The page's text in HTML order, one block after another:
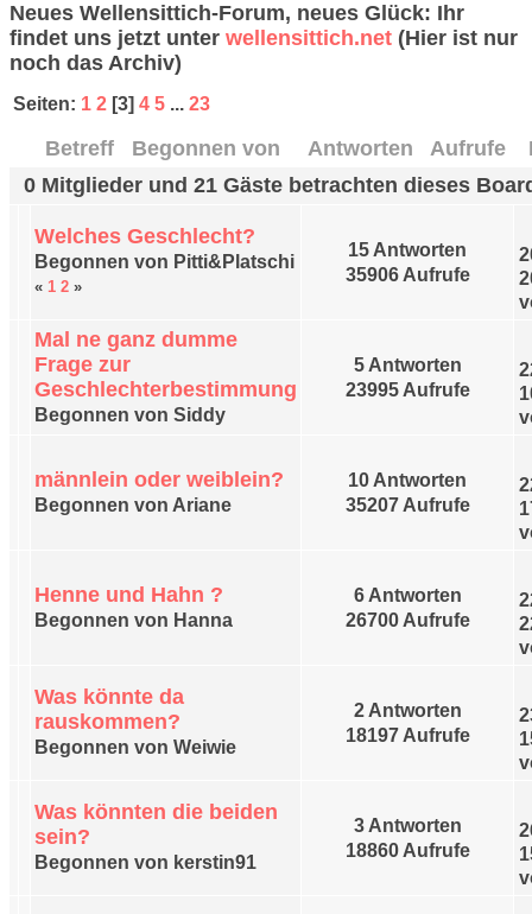
Neues Wellensittich-Forum, neues Glück: Ihr
findet uns jetzt unter wellensittich.net (Hier ist nur
noch das Archiv)
Seiten: 1 2 [3]4 5 ...23
Betreff/ Begonnen von Antworten Aufrufe
0 Mitglieder und 21 Gäste betrachten dieses
Welches Geschlecht?
Begonnen von Pitti&Platschi
« 1 2 »
15 Antworten
35906 Aufrufe
Mal ne ganz dumme
Frage zur
Geschlechterbestimmung
Begonnen von Siddy
5 Antworten
23995 Aufrufe
männlein oder weiblein?
Begonnen von Ariane
10 Antworten
35207 Aufrufe
Henne und Hahn ?
Begonnen von Hanna
6 Antworten
26700 Aufrufe
Was könnte da
rauskommen?
Begonnen von Weiwie
2 Antworten
18197 Aufrufe
Was könnten die beiden
sein?
Begonnen von kerstin91
3 Antworten
18860 Aufrufe